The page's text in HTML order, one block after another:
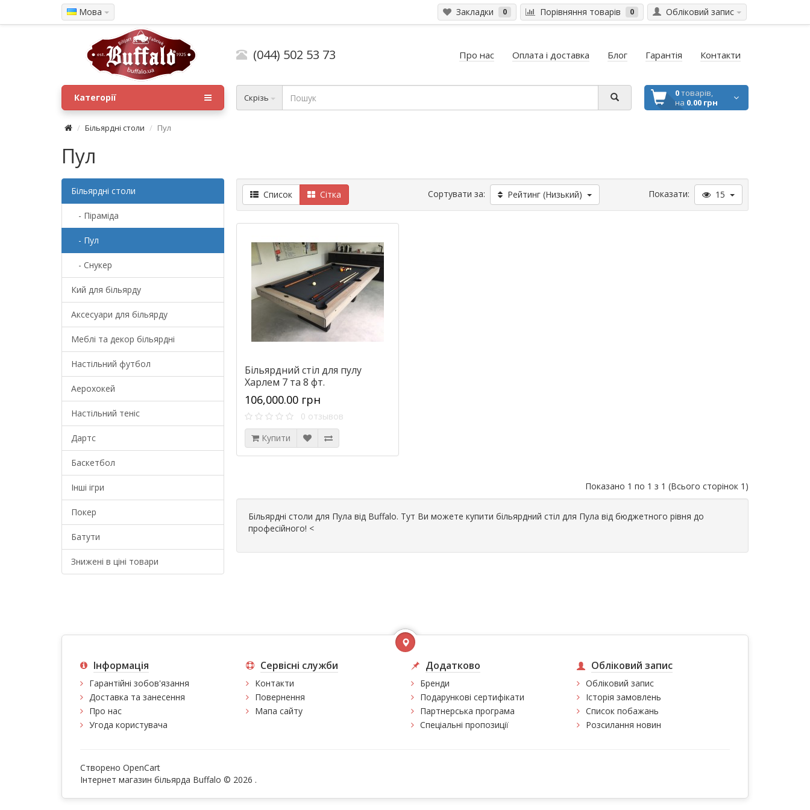
Мова Обліковий запис
Закладки 0 Порівняння товарів 0
(044) 502 53 73 Про нас Оплата і доставка Блог Гарантія Контакти
Скрізь 0товарів,
на 0.00 грн
Категорії
Більярдні столи Пул
Пул
Більярдні столи
- Піраміда
- Пул
- Снукер
Кий для більярду
Аксесуари для більярду
Меблі та декор більярдні
Настільний футбол
Аерохокей
Настільний теніс
Дартс
Баскетбол
Інші ігри
Покер
Батути
Знижені в ціні товари
Список Сітка Сортувати за: Рейтинг (Низький) Показати: 15
Більярдний стіл для пулу
Харлем 7 та 8 фт.
106,000.00 грн
0 отзывов
Купити
Показано 1 по 1 з 1 (Всього сторінок 1)
Більярдні столи для Пула від Buffalo. Тут Ви можете купити більярдний стіл для Пула від бюджетного рівня до
професійного! <
Інформація
Гарантійні зобов'язання
Доставка та занесення
Про нас
Угода користувача
Сервісні служби
Контакти
Повернення
Мапа сайту
Додатково
Бренди
Подарункові сертифікати
Партнерська програма
Спеціальні пропозиції
Обліковий запис
Обліковий запис
Історія замовлень
Список побажань
Розсилання новин
Створено OpenCart
Інтернет магазин більярда Buffalo © 2026 .